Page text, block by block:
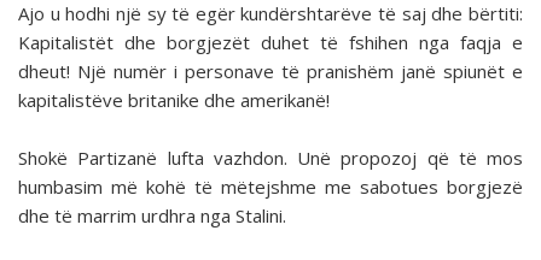
Ajo u hodhi një sy të egër kundërshtarëve të saj dhe bërtiti:
Kapitalistët dhe borgjezët duhet të fshihen nga faqja e
dheut! Një numër i personave të pranishëm janë spiunët e
kapitalistëve britanike dhe amerikanë!
Shokë Partizanë lufta vazhdon. Unë propozoj që të mos
humbasim më kohë të mëtejshme me sabotues borgjezë
dhe të marrim urdhra nga Stalini.